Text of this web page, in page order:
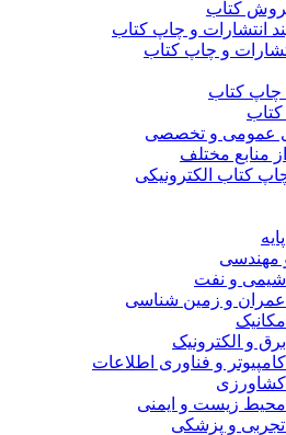
کتاب
انتشارات و چاپ کتاب
و چاپ کتاب
چاپ کتاب
عمومی و تخصصی
منابع مختلف
کتاب الکترونیکی
مهندسی
و نفت
و زمین شناسی
و الکترونیک
و فناوری اطلاعات
زیست و ایمنی
و پزشکی